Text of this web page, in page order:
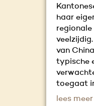
haar
regionale
van
typische
toegaat
lees meer